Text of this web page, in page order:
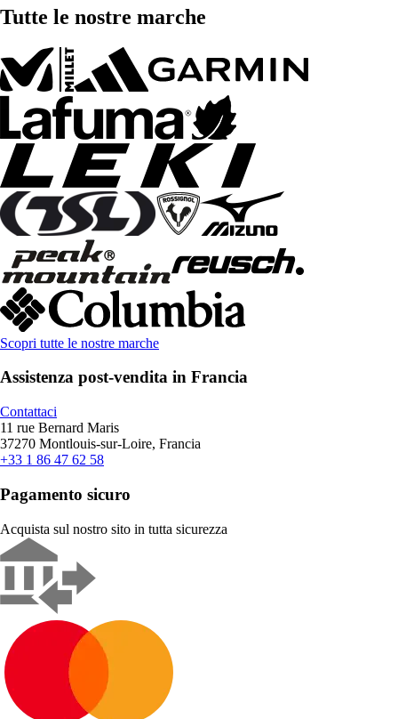
Tutte le nostre marche
Scopri tutte le nostre marche
Assistenza post-vendita in Francia
Contattaci
11 rue Bernard Maris
37270 Montlouis-sur-Loire, Francia
+33 1 86 47 62 58
Pagamento sicuro
Acquista sul nostro sito in tutta sicurezza